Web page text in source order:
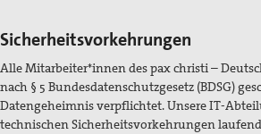
Sicherheitsvorkehrungen
Alle Mitarbeiter*innen des pax christi –
nach § 5 Bundesdatenschutzgesetz (BDSG)
Datengeheimnis verpflichtet. Unsere IT-
technischen Sicherheitsvorkehrungen